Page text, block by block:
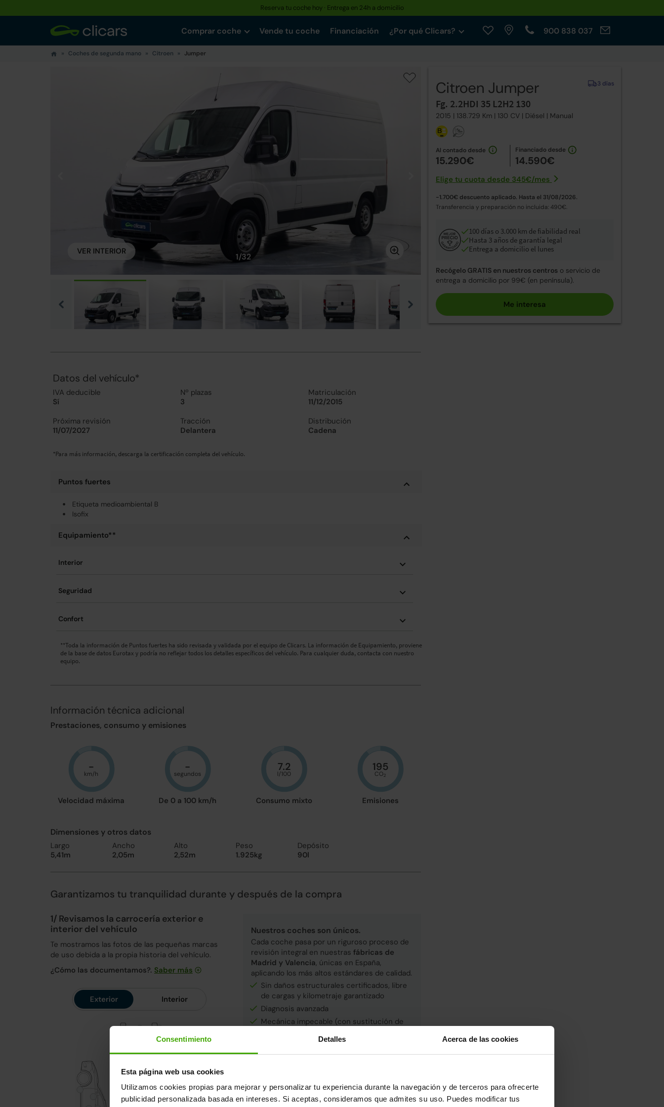
Consentimiento Detalles Acerca de las cookies
Esta página web usa cookies
Utilizamos cookies propias para mejorar y personalizar tu experiencia durante la navegación y de terceros para ofrecerte
publicidad personalizada basada en intereses. Si aceptas, consideramos que admites su uso. Puedes modificar tus
Reserva tu coche hoy · Entrega en 24h a domicilio
Comprar coche Vende tu coche Financiación ¿Por qué Clicars? 900 838 037
Coches de segunda mano Citroen Jumper
VER INTERIOR
1/32
Citroen Jumper
Fg. 2.2HDI 35 L2H2 130
2015 | 138.729 Km | 130 CV | Diésel | Manual
3 días
Al contado desde
15.290€
Financiado desde
14.590€
Elige tu cuota desde 345€/mes
-1.700€ descuento aplicado. Hasta el 31/08/2026.
Transferencia y preparación no incluida: 490€.
100 días o 3.000 km de fiabilidad real
Hasta 3 años de garantía legal
Entrega a domicilio el lunes
Recógelo GRATIS en nuestros centros o servicio de
entrega a domicilio por 99€ (en península).
Datos del vehículo*
IVA deducible
Sí
Nº plazas
3
Matriculación
11/12/2015
Próxima revisión
11/07/2027
Tracción
Delantera
Distribución
Cadena
*Para más información, descarga la certificación completa del vehículo.
Puntos fuertes
Etiqueta medioambiental B
Isofix
Equipamiento**
Interior
Seguridad
Confort
**Toda la información de Puntos fuertes ha sido revisada y validada por el equipo de Clicars. La información de Equipamiento, proviene
de la base de datos Eurotax y podría no reflejar todos los detalles específicos del vehículo. Para cualquier duda, contacta con nuestro
equipo.
Información técnica adicional
Prestaciones, consumo y emisiones
Velocidad máxima
-
km/h
De 0 a 100 km/h
-
segundos
Consumo mixto
7.2
l/100
Emisiones
195
CO2
Dimensiones y otros datos
Largo
5,41m
Ancho
2,05m
Alto
2,52m
Peso
1.925kg
Depósito
90l
Garantizamos tu tranquilidad durante y después de la compra
1/ Revisamos la carrocería exterior e
interior del vehículo
Te mostramos las fotos de las pequeñas marcas
de uso debida a la propia historia del vehículo.
¿Cómo las documentamos?. Saber más
Exterior Interior
Nuestros coches son únicos.
Cada coche pasa por un riguroso proceso de
revisión integral en nuestras fábricas de
Madrid y Valencia, únicas en España,
aplicando los más altos estándares de calidad.
Sin daños estructurales certificados, libre
de cargas y kilometraje garantizado
Diagnosis avanzada
Mecánica impecable (con sustitución de
Control final de calidad y seguridad